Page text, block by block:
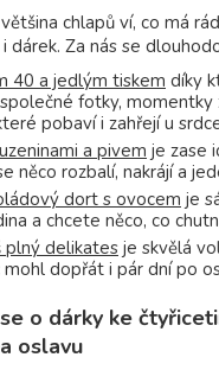
chlapů ví, co má
Za nás se
40 a jedlým tiskem díky
fotky, momentky
pobaví i zahřejí u
a pivem je zase
něco rozbalí, nakrájí a
dort s ovocem je
a chcete něco, co
plný delikates je skvělá
dopřát i pár dní po
o dárky ke
oslavu